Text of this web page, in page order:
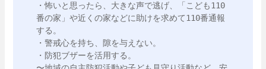
・怖いと思ったら、大きな声で逃げ、「こども110
番の家」や近くの家などに助けを求めて110番通報
する。
・警戒心を持ち、隙を与えない。
・防犯ブザーを活用する。